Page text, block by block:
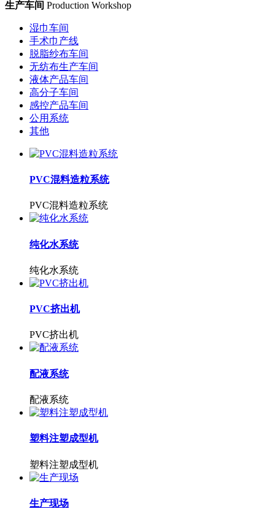
生产车间 Production Workshop
湿巾车间
手术巾产线
脱脂纱布车间
无纺布生产车间
液体产品车间
高分子车间
感控产品车间
公用系统
其他
PVC混料造粒系统
PVC混料造粒系统
纯化水系统
纯化水系统
PVC挤出机
PVC挤出机
配液系统
配液系统
塑料注塑成型机
塑料注塑成型机
生产现场